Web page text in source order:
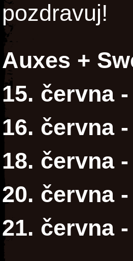
pozdravuj!
Auxes +
15. června
16. června
18. června
20. června
21. června